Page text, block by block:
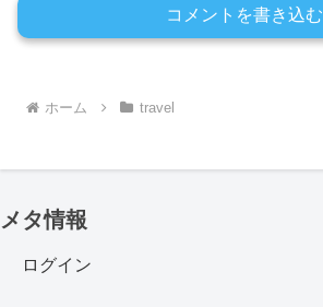
コメントを書き込む
ホーム travel
メタ情報
ログイン